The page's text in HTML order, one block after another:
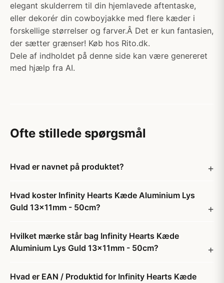
elegant skulderrem til din hjemlavede aftentaske,
eller dekorér din cowboyjakke med flere kæder i
forskellige størrelser og farver.Â Det er kun fantasien,
der sætter grænser! Køb hos Rito.dk.
Dele af indholdet på denne side kan være genereret
med hjælp fra AI.
Ofte stillede spørgsmål
Hvad er navnet på produktet?
Hvad koster Infinity Hearts Kæde Aluminium Lys
Guld 13x11mm - 50cm?
Hvilket mærke står bag Infinity Hearts Kæde
Aluminium Lys Guld 13x11mm - 50cm?
Hvad er EAN / Produktid for Infinity Hearts Kæde